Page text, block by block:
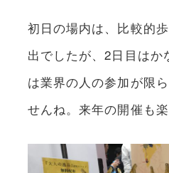
初日の場内は、比較的
出でしたが、2日目はか
は業界の人の参加が限
せんね。来年の開催も楽